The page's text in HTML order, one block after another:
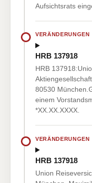
Aufsichtsrats
VERÄNDERUNGEN
HRB 137918
HRB
80530
einem
*XX.XX.XXXX.
VERÄNDERUNGEN
HRB 137918
Union